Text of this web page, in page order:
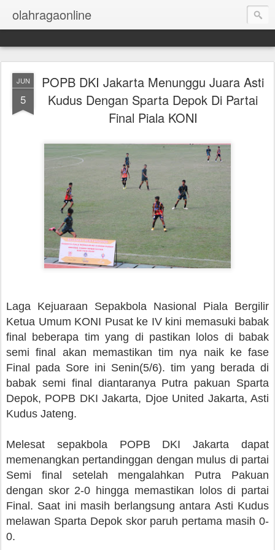
olahragaonline
JUN
5
POPB DKI Jakarta Menunggu Juara Asti
Kudus Dengan Sparta Depok Di Partai
Final Piala KONI
Laga Kejuaraan Sepakbola Nasional Piala Bergilir
Ketua Umum KONI Pusat ke IV kini memasuki babak
final beberapa tim yang di pastikan lolos di babak
semi final akan memastikan tim nya naik ke fase
Final pada Sore ini Senin(5/6). tim yang berada di
babak semi final diantaranya Putra pakuan Sparta
Depok, POPB DKI Jakarta, Djoe United Jakarta, Asti
Kudus Jateng.
Melesat sepakbola POPB DKI Jakarta dapat
memenangkan pertandinggan dengan mulus di partai
Semi final setelah mengalahkan Putra Pakuan
dengan skor 2-0 hingga memastikan lolos di partai
Final. Saat ini masih berlangsung antara Asti Kudus
melawan Sparta Depok skor paruh pertama masih 0-
0.